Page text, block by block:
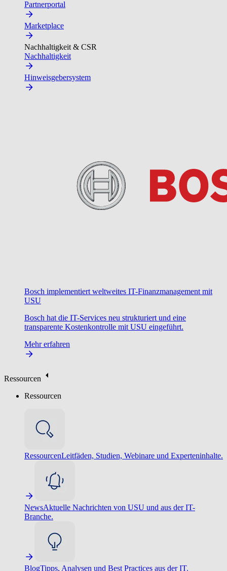
Partnerportal
Marketplace
Nachhaltigkeit & CSR
Nachhaltigkeit
Hinweisgebersystem
Bosch implementiert weltweites IT-Finanzmanagement mit
USU
Bosch hat die IT-Services neu strukturiert und eine
transparente Kostenkontrolle mit USU eingeführt.
Mehr erfahren
Ressourcen
Ressourcen
RessourcenLeitfäden, Studien, Webinare und Experteninhalte.
NewsAktuelle Nachrichten von USU und aus der IT-
Branche.
BlogTipps, Analysen und Best Practices aus der IT.